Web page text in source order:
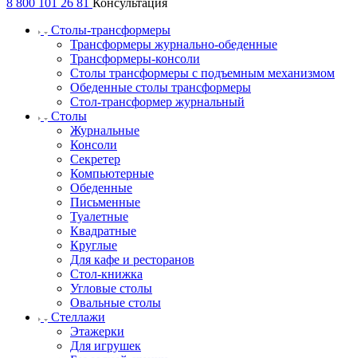
8 800 101 26 81 Консультация
Столы-трансформеры
Трансформеры журнально-обеденные
Трансформеры-консоли
Столы трансформеры с подъемным механизмом
Обеденные столы трансформеры
Стол-трансформер журнальный
Столы
Журнальные
Консоли
Секретер
Компьютерные
Обеденные
Письменные
Туалетные
Квадратные
Круглые
Для кафе и ресторанов
Стол-книжка
Угловые столы
Овальные столы
Стеллажи
Этажерки
Для игрушек